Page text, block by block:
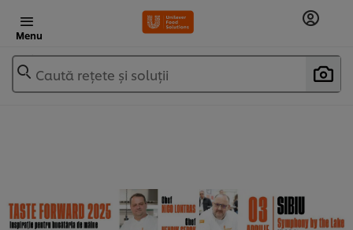
Menu
Caută rețete și soluții